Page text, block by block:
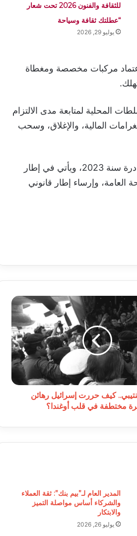
للثقافة والفنون 2026 تحت شعار
“عطلتك ثقافة وسياحة
يوليو 29, 2026
مركبات مخصصة ومغطاة
المحلية لمتابعة مدى الالتزام
المالية، والإغلاق، وسحب
وأكدت الوزارة أن المقرر الجديد يلغي ويحل محل المقررات الصادرة سنة 2023، ويأتي في إطار
العامة، وإرساء إطار قانوني
كيف حررت إسرائيل رهائن
مختطفة في قلب أوغندا؟
المدير العام لـ”بيم بنك”: ثقة العملاء
والشركاء أساس مواصلة التميز
والابتكار
يوليو 26, 2026